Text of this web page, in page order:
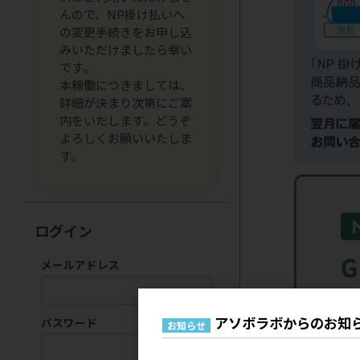
んので、NP掛け払いへ
の変更手続きをお申し込
みいただけましたら幸い
です。
本稼働につきましては、
詳細が決まり次第にご案
内をいたします。どうぞ
よろしくお願いいたしま
す。
ログイン
メールアドレス
パスワード お知らせ アソボラボからのお知